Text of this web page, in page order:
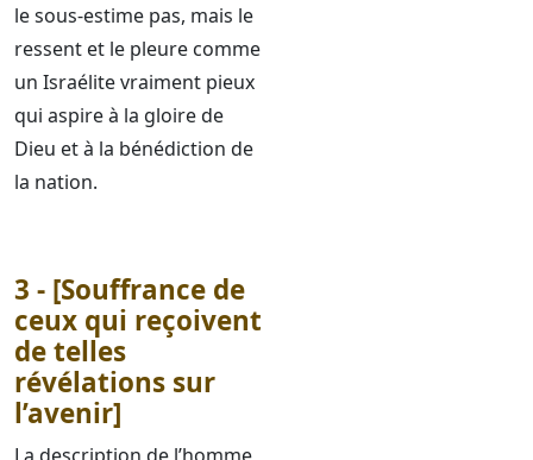
le sous-estime pas, mais le
ressent et le pleure comme
un Israélite vraiment pieux
qui aspire à la gloire de
Dieu et à la bénédiction de
la nation.
3 - [Souffrance de
ceux qui reçoivent
de telles
révélations sur
l’avenir]